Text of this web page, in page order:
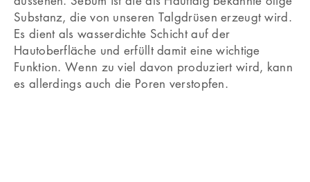
Substanz, die von unseren Talgdrüsen erzeugt wird.
Es dient als wasserdichte Schicht auf der
Hautoberfläche und erfüllt damit eine wichtige
Funktion. Wenn zu viel davon produziert wird, kann
es allerdings auch die Poren verstopfen.